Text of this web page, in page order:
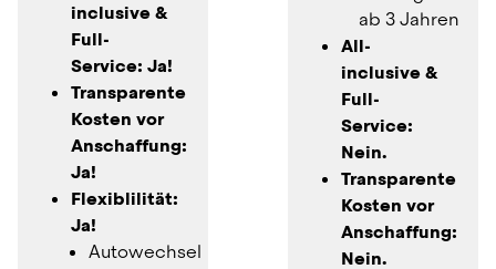
inclusive &
Full-
Service: Ja!
Transparente
Kosten vor
Anschaffung:
Ja!
Flexiblilität:
Ja!
Autowechsel
ab 3 Jahren
All-
inclusive &
Full-
Service:
Nein.
Transparente
Kosten vor
Anschaffung:
Nein.